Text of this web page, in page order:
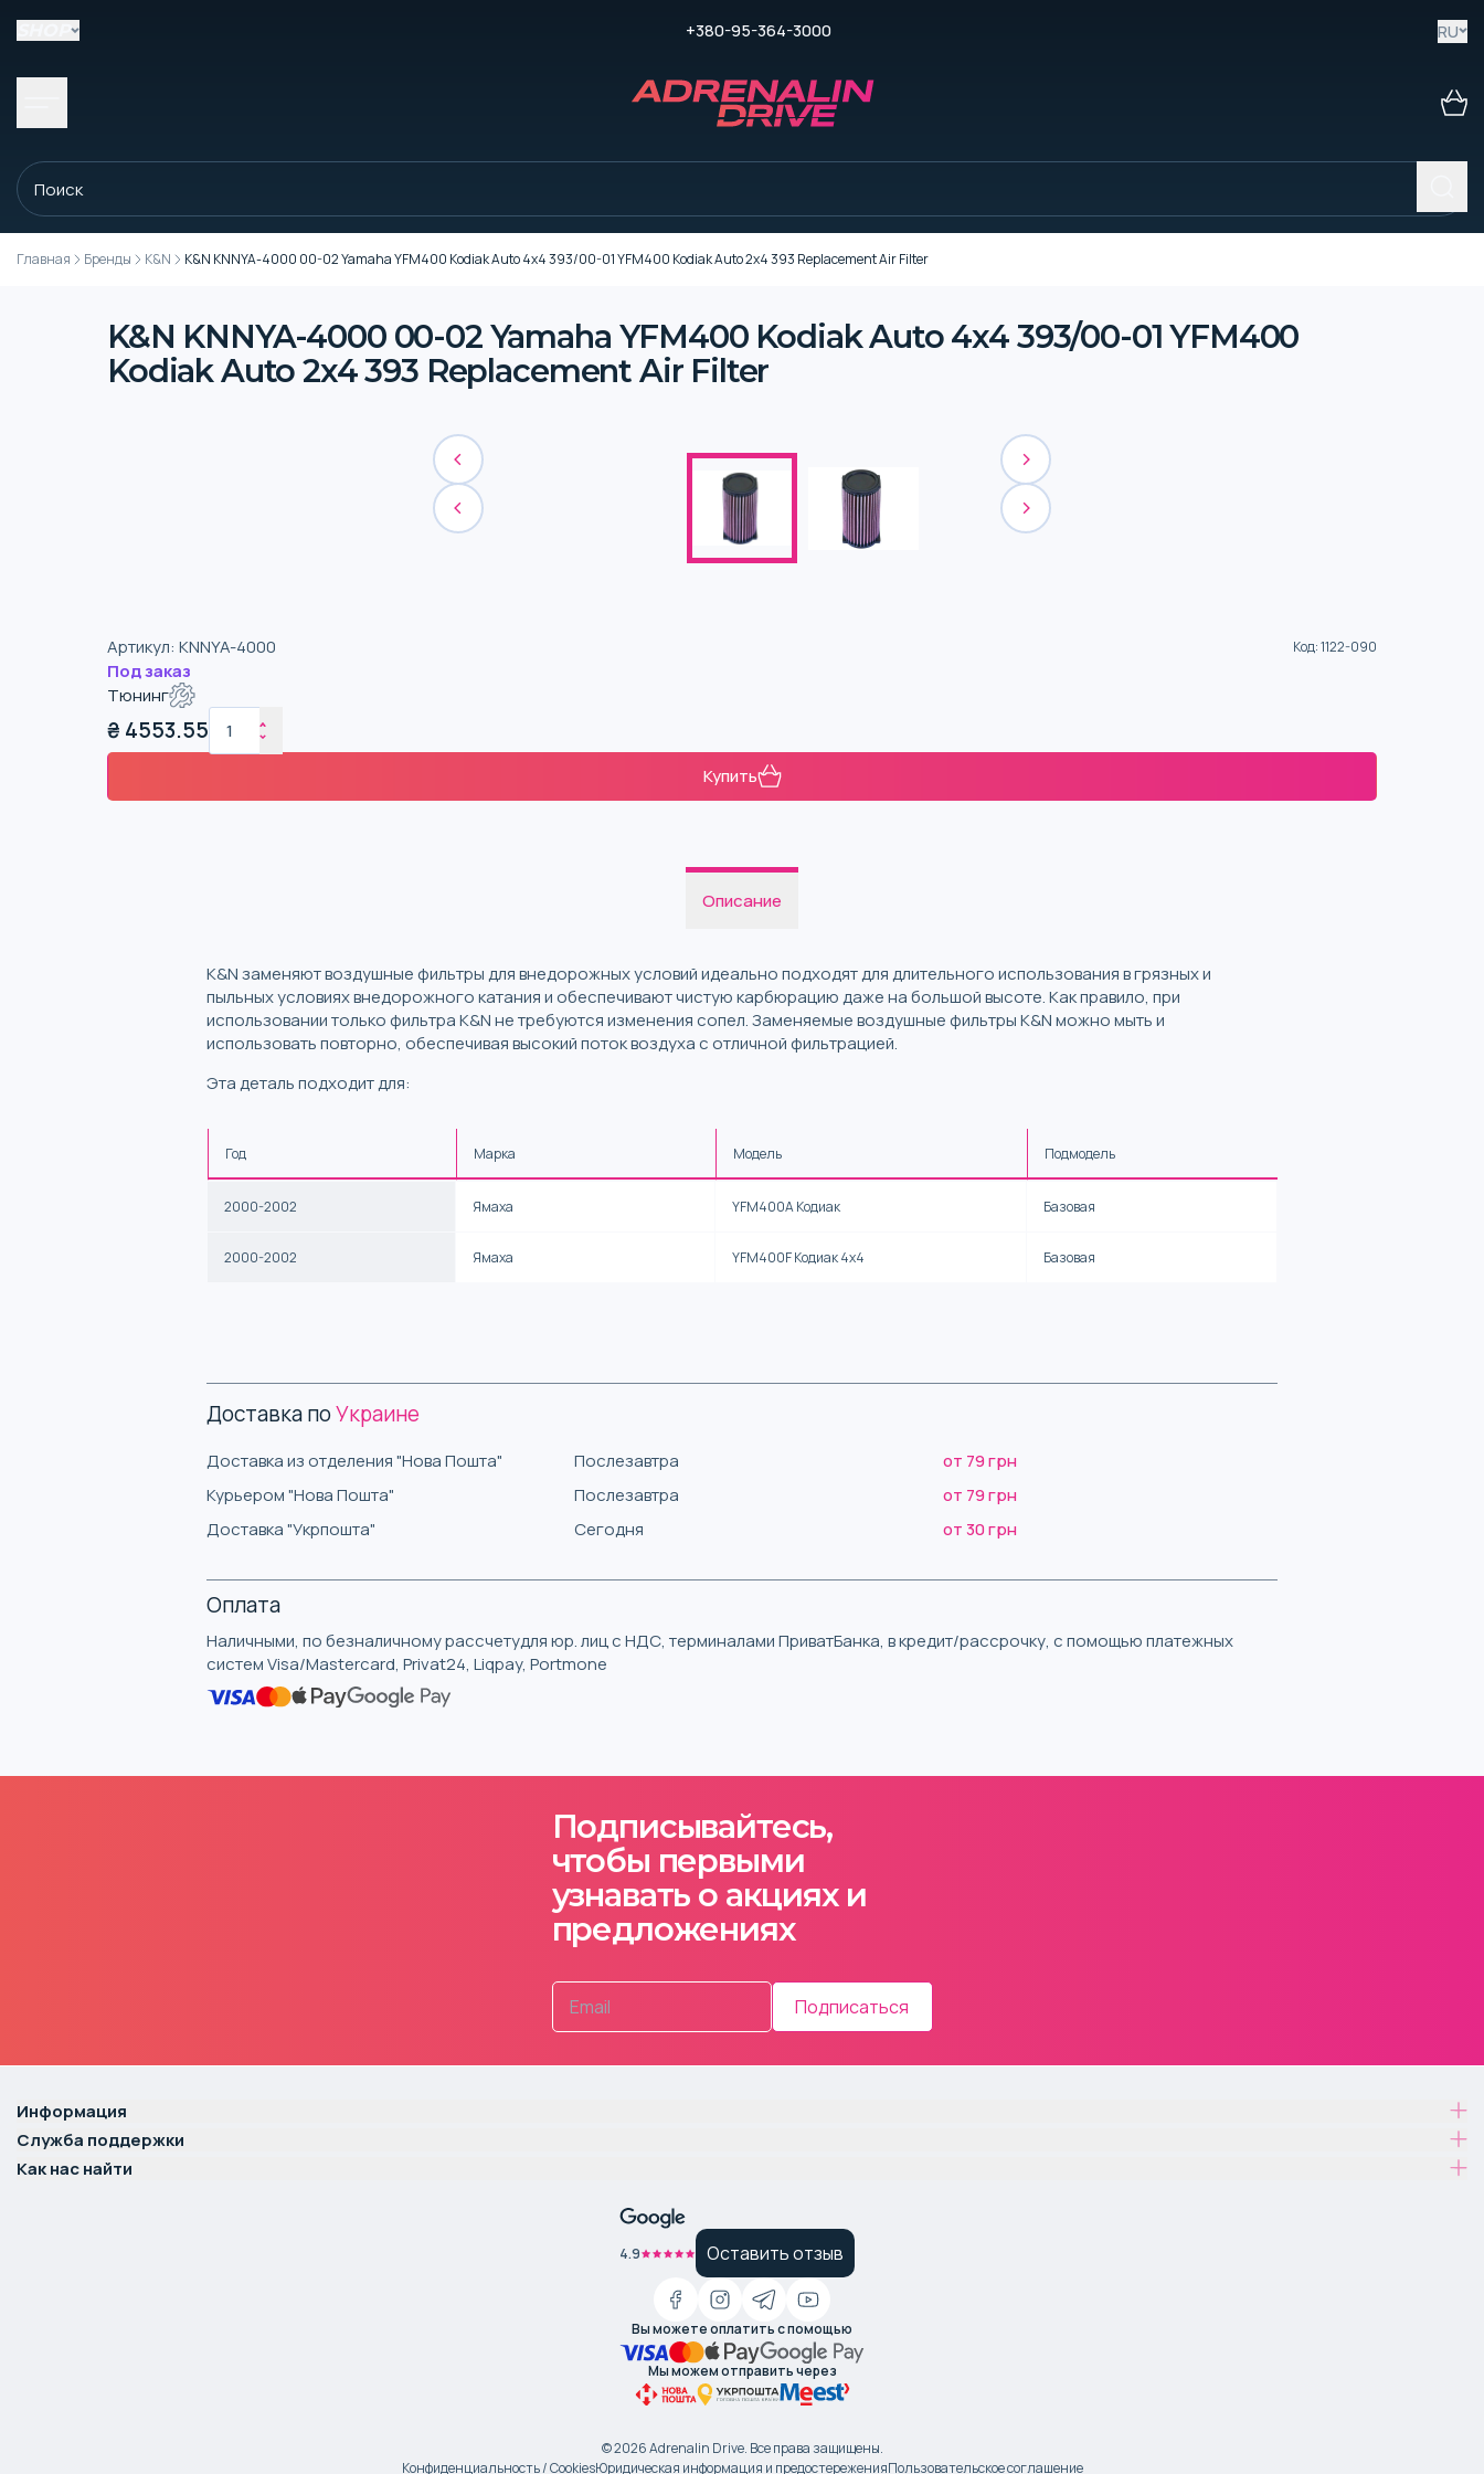
+380-95-364-3000 RU
Главная Бренды K&N K&N KNNYA-4000 00-02 Yamaha YFM400 Kodiak Auto 4x4 393/00-01 YFM400 Kodiak Auto 2x4 393 Replacement Air Filter
K&N KNNYA-4000 00-02 Yamaha YFM400 Kodiak Auto 4x4 393/00-01 YFM400
Kodiak Auto 2x4 393 Replacement Air Filter
Артикул: KNNYA-4000 Код:1122-090
Под заказ
Тюнинг
₴ 4553.55
Купить
Описание
K&N заменяют воздушные фильтры для внедорожных условий идеально подходят для длительного использования в грязных и
пыльных условиях внедорожного катания и обеспечивают чистую карбюрацию даже на большой высоте. Как правило, при
использовании только фильтра K&N не требуются изменения сопел. Заменяемые воздушные фильтры K&N можно мыть и
использовать повторно, обеспечивая высокий поток воздуха с отличной фильтрацией.
Эта деталь подходит для:
Год Марка Модель Подмодель
2000-2002 Ямаха YFM400A Кодиак Базовая
2000-2002 Ямаха YFM400F Кодиак 4x4 Базовая
Доставка поУкраине
Доставка из отделения "Нова Пошта" Послезавтра
от 79 грн
Курьером "Нова Пошта"
Послезавтра
от 79 грн
Доставка "Укрпошта"
Сегодня от 30 грн
Оплата
Наличными, по безналичному рассчетудля юр. лиц с НДС, терминалами ПриватБанка, в кредит/рассрочку, с помощью платежных
систем Visa/Mastercard, Privat24, Liqpay, Portmone
Подписывайтесь,
чтобы первыми
узнавать о акциях и
предложениях
Подписаться
Информация
Служба поддержки
Как нас найти
4.9 Оставить отзыв
Вы можете оплатить с помощью
Мы можем отправить через
©2026Adrenalin Drive. Все права защищены.
Конфиденциальность / CookiesЮридическая информация и предостереженияПользовательское соглашение